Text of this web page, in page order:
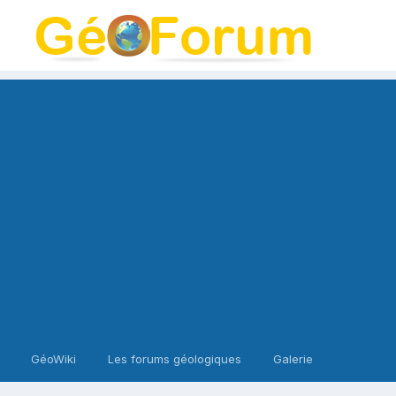
GéoWiki Les forums géologiques Galerie